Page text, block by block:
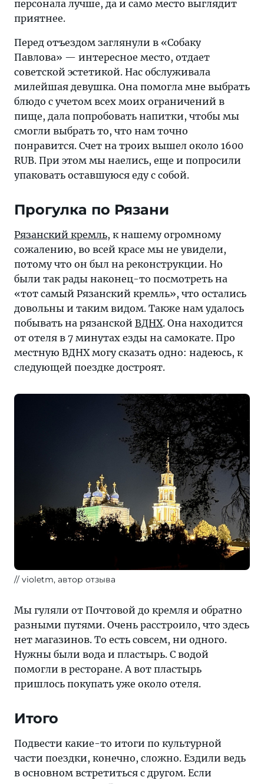
персонала лучше, да и само место выглядит
приятнее.
Перед отъездом заглянули в «Собаку
Павлова» — интересное место, отдает
советской эстетикой. Нас обслуживала
милейшая девушка. Она помогла мне выбрать
блюдо с учетом всех моих ограничений в
пище, дала попробовать напитки, чтобы мы
смогли выбрать то, что нам точно
понравится. Счет на троих вышел около 1600
RUB. При этом мы наелись, еще и попросили
упаковать оставшуюся еду с собой.
Прогулка по Рязани
Рязанский кремль, к нашему огромному
сожалению, во всей красе мы не увидели,
потому что он был на реконструкции. Но
были так рады наконец-то посмотреть на
«тот самый Рязанский кремль», что остались
довольны и таким видом. Также нам удалось
побывать на рязанской ВДНХ. Она находится
от отеля в 7 минутах езды на самокате. Про
местную ВДНХ могу сказать одно: надеюсь, к
следующей поездке достроят.
violetm, автор отзыва
Мы гуляли от Почтовой до кремля и обратно
разными путями. Очень расстроило, что здесь
нет магазинов. То есть совсем, ни одного.
Нужны были вода и пластырь. С водой
помогли в ресторане. А вот пластырь
пришлось покупать уже около отеля.
Итого
Подвести какие-то итоги по культурной
части поездки, конечно, сложно. Ездили ведь
в основном встретиться с другом. Если